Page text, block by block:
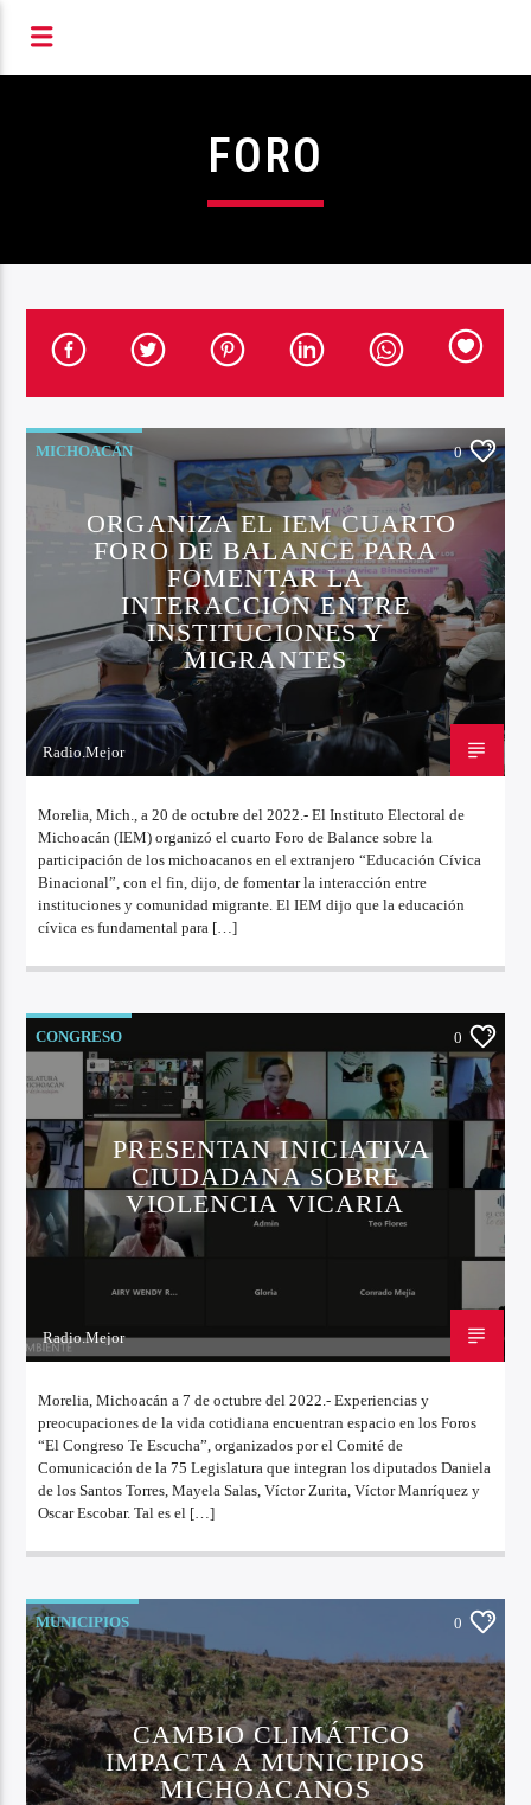
RADIOFÓNICOS DE
FORO
MICHOACÁN 0
ORGANIZA EL IEM CUARTO
FORO DE BALANCE PARA
FOMENTAR LA
INTERACCIÓN ENTRE
INSTITUCIONES Y
MIGRANTES
Radio.Mejor
Morelia, Mich., a 20 de octubre del 2022.- El Instituto Electoral de
Michoacán (IEM) organizó el cuarto Foro de Balance sobre la
participación de los michoacanos en el extranjero “Educación Cívica
Binacional”, con el fin, dijo, de fomentar la interacción entre
instituciones y comunidad migrante. El IEM dijo que la educación
cívica es fundamental para […]
CONGRESO 0
PRESENTAN INICIATIVA
CIUDADANA SOBRE
VIOLENCIA VICARIA
Radio.Mejor
Morelia, Michoacán a 7 de octubre del 2022.- Experiencias y
preocupaciones de la vida cotidiana encuentran espacio en los Foros
“El Congreso Te Escucha”, organizados por el Comité de
Comunicación de la 75 Legislatura que integran los diputados Daniela
de los Santos Torres, Mayela Salas, Víctor Zurita, Víctor Manríquez y
Oscar Escobar. Tal es el […]
MUNICIPIOS 0
CAMBIO CLIMÁTICO
IMPACTA A MUNICIPIOS
MICHOACANOS